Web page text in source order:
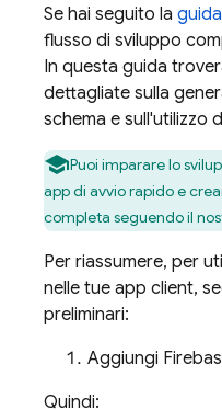
Se hai seguito la
flusso di sviluppo
In questa guida
dettagliate sulla
schema e sull'utilizzo
Puoi imparare lo
app di avvio rapido e
completa seguendo il
Per riassumere, per
nelle tue app client,
preliminari:
Aggiungi
Quindi: